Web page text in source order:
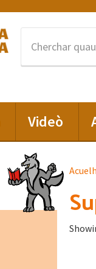
Videò
Acuelh